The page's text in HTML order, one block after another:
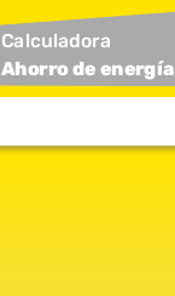
Calculadora
Ahorro de energía